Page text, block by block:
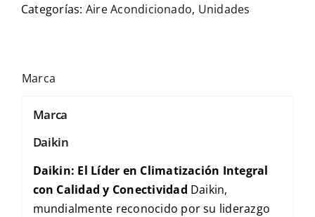
Categorías: Aire Acondicionado, Unidades
Marca
Marca
Daikin
Daikin: El Líder en Climatización Integral
con Calidad y Conectividad Daikin,
mundialmente reconocido por su liderazgo